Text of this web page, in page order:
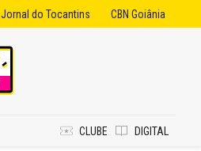
Jornal do Tocantins CBN Goiânia
CLUBE DIGITAL